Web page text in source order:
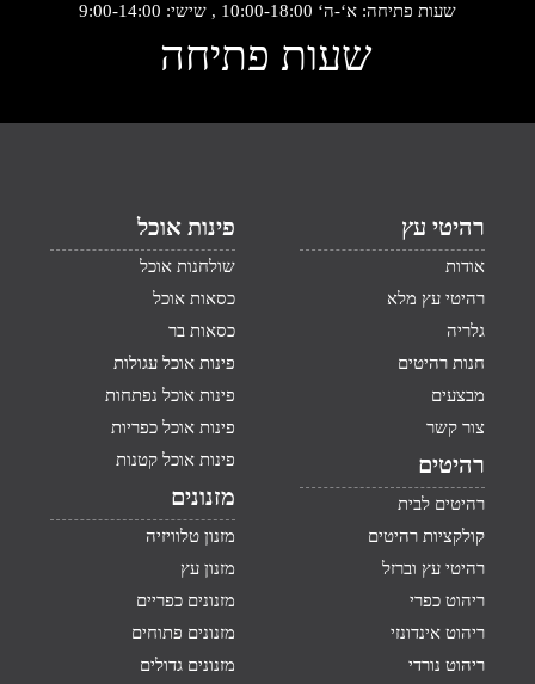
שעות פתיחה: א‘-ה‘ 10:00-18:00 , שישי: 9:00-14:00
שעות פתיחה
רהיטי עץ
אודות
רהיטי עץ מלא
גלריה
חנות רהיטים
מבצעים
צור קשר
רהיטים
רהיטים לבית
קולקציות רהיטים
רהיטי עץ וברזל
ריהוט כפרי
ריהוט אינדונזי
ריהוט נורדי
פינות אוכל
שולחנות אוכל
כסאות אוכל
כסאות בר
פינות אוכל עגולות
פינות אוכל נפתחות
פינות אוכל כפריות
פינות אוכל קטנות
מזנונים
מזנון טלוויזיה
מזנון עץ
מזנונים כפריים
מזנונים פתוחים
מזנונים גדולים